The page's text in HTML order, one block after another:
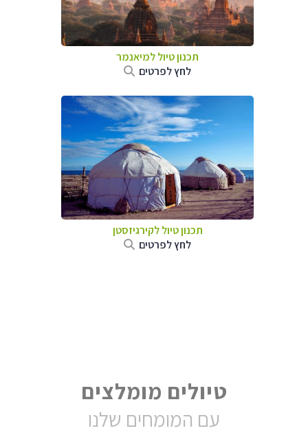
תכנון טיוללמיאנמר
לחץ לפרטים
תכנון טיוללקירגיזסטן
לחץ לפרטים
טיולים מומלצים
עם המומחים שלנו